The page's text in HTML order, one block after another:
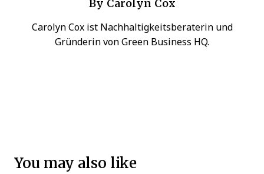
By Carolyn Cox
Carolyn Cox ist Nachhaltigkeitsberaterin und
Gründerin von Green Business HQ.
You may also like